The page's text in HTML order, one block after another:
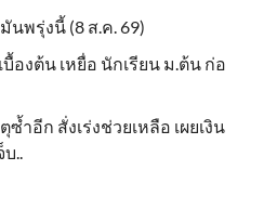
พรุ่งนี้ (8 ส.ค. 69)
องต้น เหยื่อ นักเรียน ม.ต้น ก่อ
ำอีก สั่งเร่งช่วยเหลือ เผยเงิน
บ..